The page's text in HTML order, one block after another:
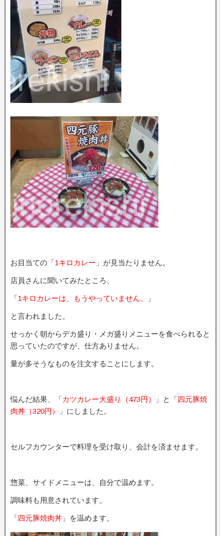
お目当ての「1キロカレー 」が見当たりません。
店員さんに聞いてみたところ、
「1キロカレーは、もうやっていません。 」
と言われました。
せっかく朝からデカ盛り・メガ盛りメニューを食べられると
思っていたのですが、仕方ありません。
量が多そうなものを注文することにします。
悩んだ結果、「カツカレー大盛り（473円） 」と「四元豚焼
肉丼（320円）
」にしました。
セルフカウンターで料理を受け取り、会計を済ませます。
惣菜、サイドメニューは、自分で温めます。
調味料も用意されています。
「四元豚焼肉丼 」を温めます。